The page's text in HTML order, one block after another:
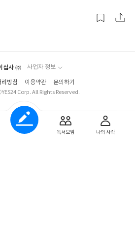
독서모임 나의 사락
십사 ㈜ 사업자 정보
방침 이용약관
문의하기
Corp. All Rights Reserved.